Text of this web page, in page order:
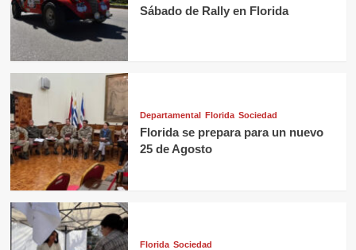
Sábado de Rally en Florida
Departamental Florida Sociedad
Florida se prepara para un nuevo
25 de Agosto
Florida Sociedad